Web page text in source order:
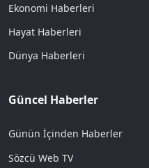
Ekonomi Haberleri
Hayat Haberleri
Dünya Haberleri
Güncel Haberler
Günün İçinden Haberler
Sözcü Web TV